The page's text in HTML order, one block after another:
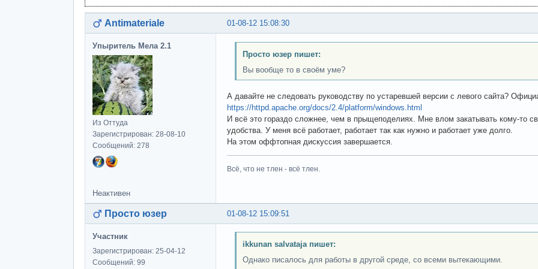
01-08-12 15:08:30
Antimateriale
Упыритель Мела 2.1
Из Оттуда
Зарегистрирован: 28-08-10
Сообщений: 278
Просто юзер пишет:
Вы вообще то в своём уме?
А давайте не следовать руководству по устаревшей версии с левого сайта?
https://httpd.apache.org/docs/2.4/platform/windows.html
И всё это гораздо сложнее, чем в прыщеподелиях. Мне влом закатывать кому-то
удобства. У меня всё работает, работает так как нужно и работает уже долго.
На этом оффтопная дискуссия завершается.
Всё, что не тлен - всё тлен.
Неактивен
01-08-12 15:09:51
Просто юзер
Участник
Зарегистрирован: 25-04-12
Сообщений: 99
ikkunan salvataja пишет:
Однако писалось для работы в другой среде, со всеми вытекающими.